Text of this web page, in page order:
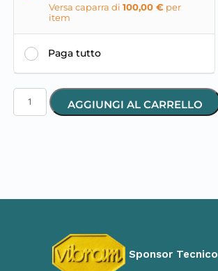
Versa caparra di100,00€ per
item
Paga tutto
AGGIUNGI AL CARRELLO
Sponsor Tecnico